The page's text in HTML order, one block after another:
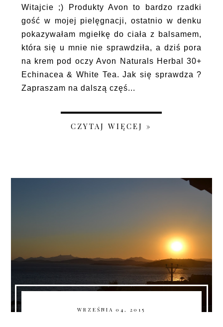
Witajcie ;) Produkty Avon to bardzo rzadki
gość w mojej pielęgnacji, ostatnio w denku
pokazywałam mgiełkę do ciała z balsamem,
która się u mnie nie sprawdziła, a dziś pora
na krem pod oczy Avon Naturals Herbal 30+
Echinacea & White Tea. Jak się sprawdza ?
Zapraszam na dalszą częś...
CZYTAJ WIĘCEJ »
WRZEŚNIA 04, 2015